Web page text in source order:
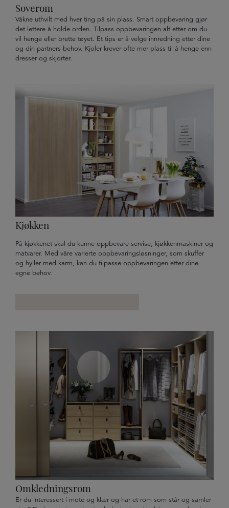
Soverom
Våkne uthvilt med hver ting på sin plass. Smart oppbevaring gjør
det lettere å holde orden. Tilpass oppbevaringen alt etter om du
vil henge eller brette tøyet. Et tips er å velge innredning etter dine
og din partners behov. Kjoler krever ofte mer plass til å henge enn
dresser og skjorter.
Kjøkken
På kjøkkenet skal du kunne oppbevare servise, kjøkkenmaskiner og
matvarer. Med våre varierte oppbevaringsløsninger, som skuffer
og hyller med karm, kan du tilpasse oppbevaringen etter dine
egne behov.
Omkledningsrom
Er du interessert i mote og klær og har et rom som står og samler